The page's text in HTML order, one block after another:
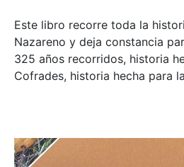
Este libro recorre toda la
Nazareno y deja constancia
325 años recorridos, historia
Cofrades, historia hecha para